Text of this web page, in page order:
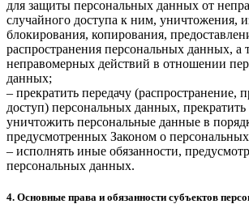
для защиты персональных данных от
случайного доступа к ним, уничтожения,
блокирования, копирования,
распространения персональных данных, а
неправомерных действий в отношении
данных;
– прекратить передачу (распространение,
доступ) персональных данных, прекратить
уничтожить персональные данные в
предусмотренных Законом о
– исполнять иные обязанности,
персональных данных.
4. Основные права и обязанности субъектов